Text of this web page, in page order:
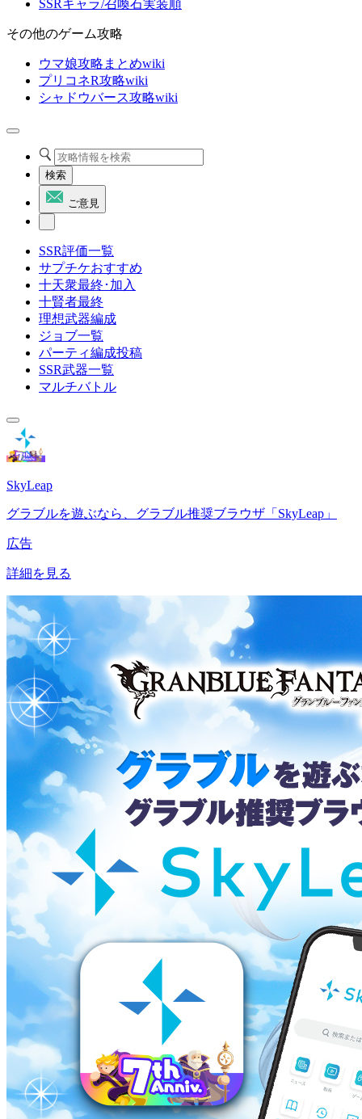
SSRキャラ/召喚石実装順
その他のゲーム攻略
ウマ娘攻略まとめwiki
プリコネR攻略wiki
シャドウバース攻略wiki
検索
ご意見
SSR評価一覧
サプチケおすすめ
十天衆最終･加入
十賢者最終
理想武器編成
ジョブ一覧
パーティ編成投稿
SSR武器一覧
マルチバトル
SkyLeap
グラブルを遊ぶなら、グラブル推奨ブラウザ「SkyLeap」
広告
詳細を見る